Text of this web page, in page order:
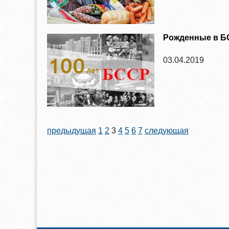
Рожденные в
03.04.2019
предыдущая 1 2 3 4 5 6 7 следующая